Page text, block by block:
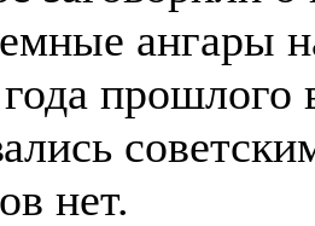
ангары
прошлого
нет.